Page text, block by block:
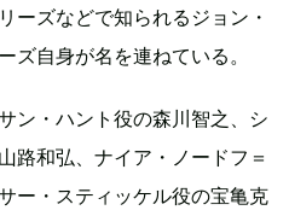
ーズなどで知られるジョン・
ズ自身が名を連ねている。
ン・ハント役の森川智之、シ
路和弘、ナイア・ノードフ＝
ー・スティッケル役の宝亀克